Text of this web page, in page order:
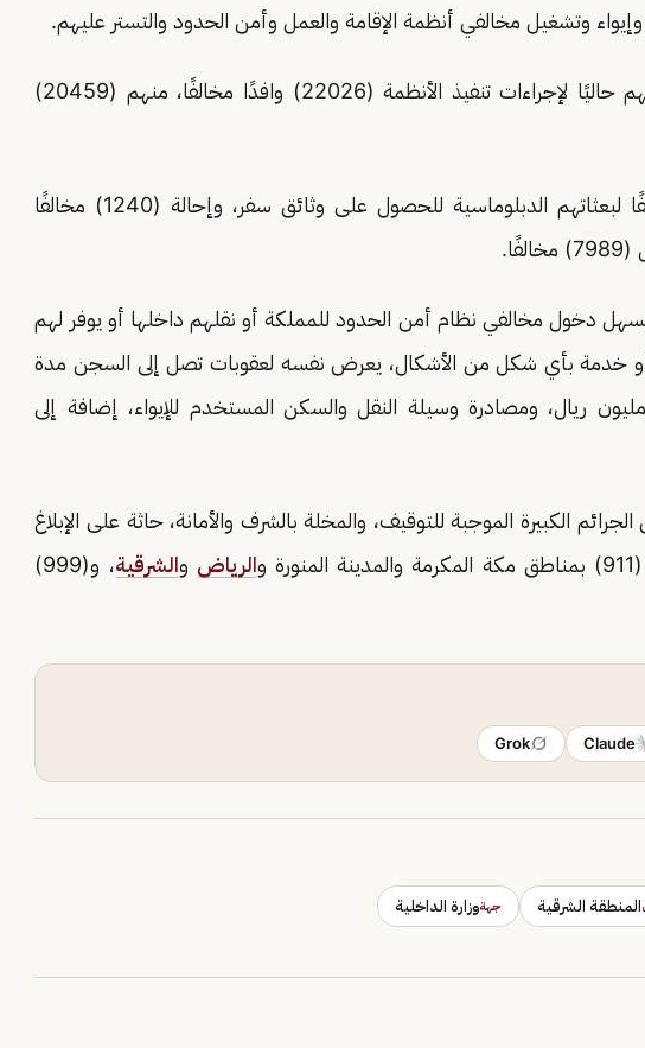
رابعًا: بلغ إجمالي من يتم إخضاعهم حاليًا لإجراءات تنفيذ الأنظمة (22026) وافدًا مخالفًا، منهم (20459)
خامسًا: تم إحالة (14268) مخالفًا لبعثاتهم الدبلوماسية للحصول على وثائق سفر، وإحالة (1240) مخالفًا
دخول مخالفي نظام أمن الحدود للمملكة أو نقلهم داخلها أو يوفر لهم
خدمة بأي شكل من الأشكال، يعرض نفسه لعقوبات تصل إلى السجن مدة
مليون ريال، ومصادرة وسيلة النقل والسكن المستخدم للإيواء، إضافة إلى
الكبيرة الموجبة للتوقيف، والمخلة بالشرف والأمانة، حاثة على الإبلاغ
و
الرياض والشرقية
، و(999)
Claude
Grok
المنطقة الشرقية جهةوزارة الداخلية